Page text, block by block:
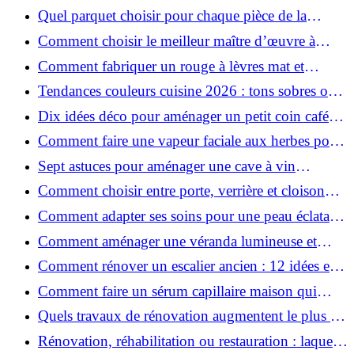
Quel parquet choisir pour chaque pièce de la
maison ?
Comment choisir le meilleur maître d’œuvre à
Grenoble en 2026 ?
Comment fabriquer un rouge à lèvres mat et
hydratant fait maison ?
Tendances couleurs cuisine 2026 : tons sobres ou
colorés, que choisir ?
Dix idées déco pour aménager un petit coin café
chez soi
Comment faire une vapeur faciale aux herbes pour
une peau plus saine et rajeunie ?
Sept astuces pour aménager une cave à vin
naturelle chez soi
Comment choisir entre porte, verrière et cloison
coulissante pour séparer vos pièces ?
Comment adapter ses soins pour une peau éclatante
en hiver ?
Comment aménager une véranda lumineuse et
conviviale : 12 idées déco
Comment rénover un escalier ancien : 12 idées et
astuces faciles pas à pas
Comment faire un sérum capillaire maison qui
stimule réellement la pousse des cheveux ?
Quels travaux de rénovation augmentent le plus la
valeur d'une maison pour la revente ?
Rénovation, réhabilitation ou restauration : laquelle